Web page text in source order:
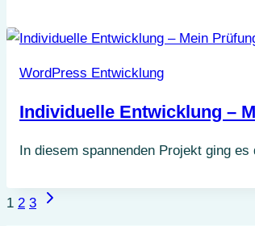
WordPress Entwicklung
Individuelle Entwicklung –
In diesem spannenden Projekt ging
Seitennavigation
1 2 3
Nächste